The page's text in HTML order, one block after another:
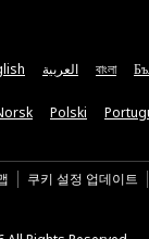
العربية বাংলা
Polski
쿠키 설정 업데이트